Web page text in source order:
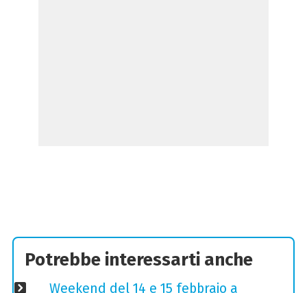
Potrebbe interessarti anche
Weekend del 14 e 15 febbraio a